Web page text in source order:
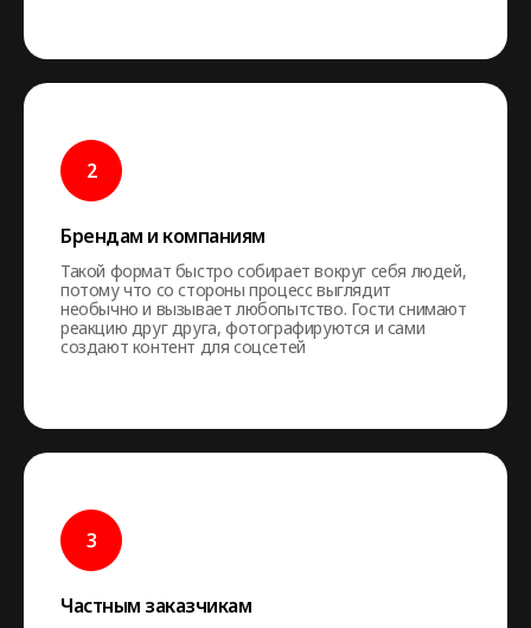
Брендам и компаниям
Такой формат быстро собирает вокруг себя людей,
потому что со стороны процесс выглядит
необычно и вызывает любопытство. Гости снимают
реакцию друг друга, фотографируются и сами
создают контент для соцсетей
Частным заказчикам